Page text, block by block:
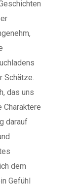
Schätze.
das uns
darauf
dem
Gefühl